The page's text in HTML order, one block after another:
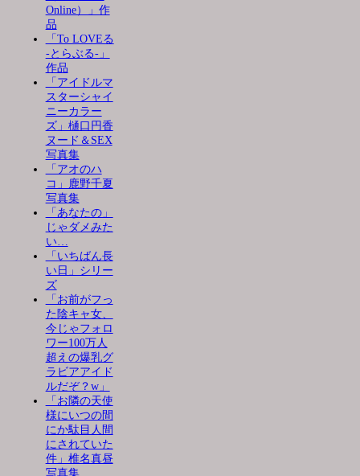
Online）」作
品
「To LOVEる
-とらぶる-」
作品
「アイドルマ
スターシャイ
ニーカラー
ズ」樋口円香
ヌード＆SEX
写真集
「アオのハ
コ」鹿野千夏
写真集
「あなたの」
じゃダメみた
い…
「いちばん長
い日」シリー
ズ
「お前がフっ
た陰キャ女、
今じゃフォロ
ワー100万人
超えの爆乳グ
ラビアアイド
ルだぞ？w」
「お隣の天使
様にいつの間
にか駄目人間
にされていた
件」椎名真昼
写真集